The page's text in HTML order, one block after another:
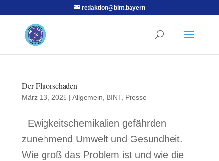
redaktion@bint.bayern
Der Fluorschaden
März 13, 2025 | Allgemein BINT, Presse
Ewigkeitschemikalien gefährden
zunehmend Umwelt und Gesundheit.
Wie groß das Problem ist und wie die